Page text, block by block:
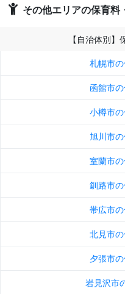
その他エリアの保育料
【自治体別
札幌市
函館市
小樽市
旭川市
室蘭市
釧路市
帯広市
北見市
夕張市
岩見沢市